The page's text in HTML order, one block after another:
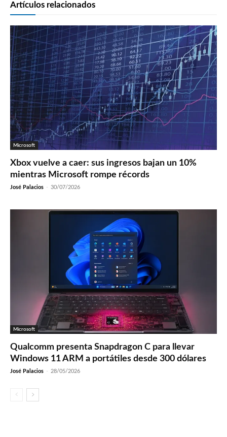
Artículos relacionados
Microsoft
Xbox vuelve a caer: sus ingresos bajan un 10%
mientras Microsoft rompe récords
José Palacios - 30/07/2026
Microsoft
Qualcomm presenta Snapdragon C para llevar
Windows 11 ARM a portátiles desde 300 dólares
José Palacios - 28/05/2026